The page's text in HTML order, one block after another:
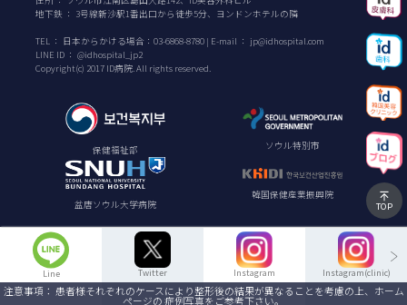
Line Twitter Instagram Instagram(clinic)
地下鉄 ： 3号線新沙駅1番出口から徒歩5分、ヨンドンホテルの隣
TEL ： 日本からかける場合： 03-6868-8780 | E-mail ： jp@idhospital.com
LINE ID ： @idhospital_jp2
Copyright(c) 2017 ID病院. All rights reserved.
保健福祉部 ソウル特別市
盆唐ソウル大学病院
韓国保健産業振興院
TOP
注意事項： 患者様それぞれのケースにより整形後の結果が異なることを考慮の上、ホーム
ページの 症例写真をご参考下さい。